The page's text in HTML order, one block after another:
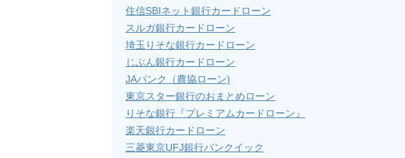
住信SBIネット銀行カードローン
スルガ銀行カードローン
埼玉りそな銀行カードローン
じぶん銀行カードローン
JAバンク（農協ローン)
東京スター銀行のおまとめローン
りそな銀行『プレミアムカードローン』
楽天銀行カードローン
三菱東京UFJ銀行バンクイック